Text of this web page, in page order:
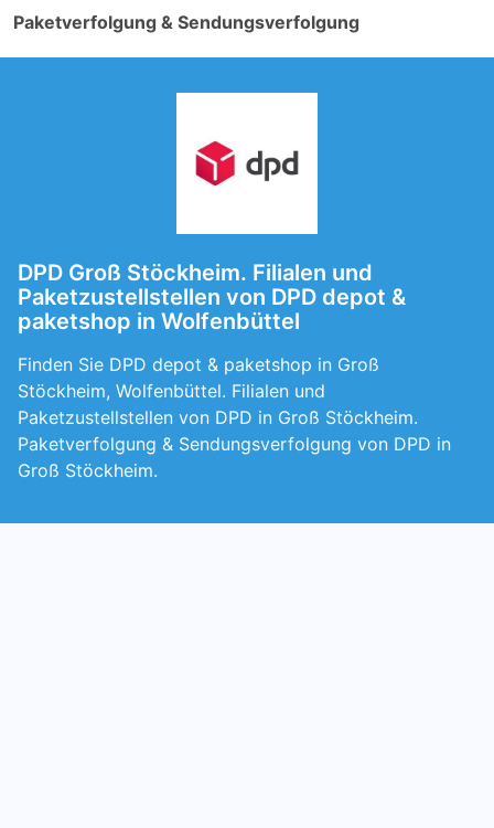
Paketverfolgung & Sendungsverfolgung
DPD Groß Stöckheim. Filialen und
Paketzustellstellen von DPD depot &
paketshop in Wolfenbüttel
Finden Sie DPD depot & paketshop in Groß
Stöckheim, Wolfenbüttel. Filialen und
Paketzustellstellen von DPD in Groß Stöckheim.
Paketverfolgung & Sendungsverfolgung von DPD in
Groß Stöckheim.